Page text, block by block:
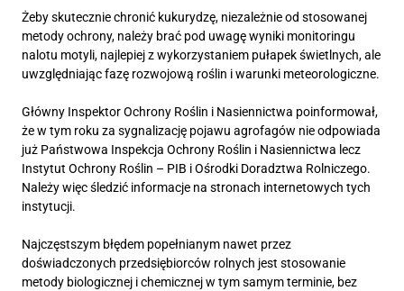
Żeby skutecznie chronić kukurydzę, niezależnie od stosowanej
metody ochrony, należy brać pod uwagę wyniki monitoringu
nalotu motyli, najlepiej z wykorzystaniem pułapek świetlnych, ale
uwzględniając fazę rozwojową roślin i warunki meteorologiczne.
Główny Inspektor Ochrony Roślin i Nasiennictwa poinformował,
że w tym roku za sygnalizację pojawu agrofagów nie odpowiada
już Państwowa Inspekcja Ochrony Roślin i Nasiennictwa lecz
Instytut Ochrony Roślin – PIB i Ośrodki Doradztwa Rolniczego.
Należy więc śledzić informacje na stronach internetowych tych
instytucji.
Najczęstszym błędem popełnianym nawet przez
doświadczonych przedsiębiorców rolnych jest stosowanie
metody biologicznej i chemicznej w tym samym terminie, bez